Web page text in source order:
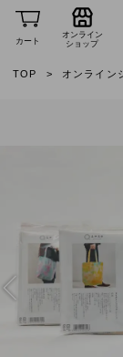
カート
オンライン
ショップ
TOP オンライン
Previous